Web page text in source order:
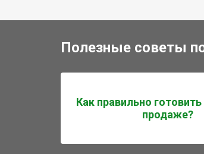
Полезные советы
Как правильно готовить
продаже?